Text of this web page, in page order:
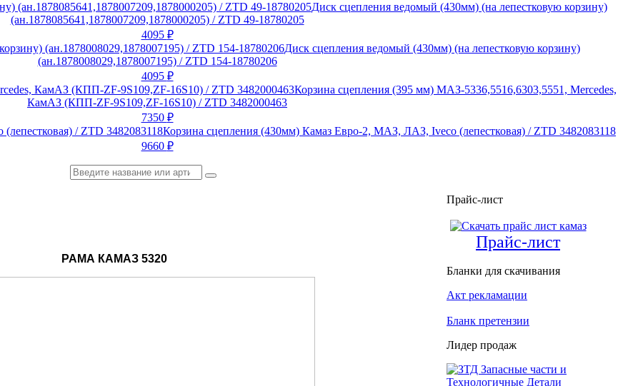
Диск сцепления ведомый (430мм) (на лепестковую корзину)
(ан.1878085641,1878007209,1878000205) / ZTD 49-18780205
4095 ₽
Диск сцепления ведомый (430мм) (на лепестковую корзину)
(ан.1878008029,1878007195) / ZTD 154-18780206
4095 ₽
Корзина сцепления (395 мм) МАЗ-5336,5516,6303,5551, Mercedes,
КамАЗ (КПП-ZF-9S109,ZF-16S10) / ZTD 3482000463
7350 ₽
Корзина сцепления (430мм) Камаз Евро-2, МАЗ, ЛАЗ, Iveco (лепестковая) / ZTD 3482083118
9660 ₽
РАМА КАМАЗ 5320
Прайс-лист
Прайс-лист
Бланки для скачивания
Акт рекламации
Бланк претензии
Лидер продаж